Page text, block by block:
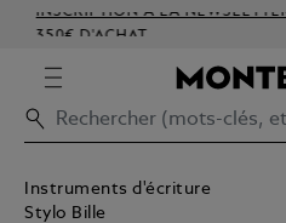
INSCRIPTION À LA
350€ D'ACHAT
Instruments d'écriture
Stylo Bille